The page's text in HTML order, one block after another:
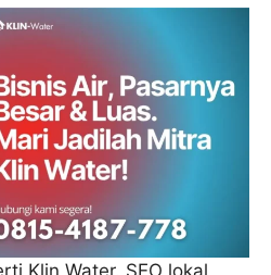
Klin Water, SEO lokal